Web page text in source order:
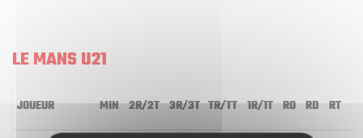
LE MANS U21
JOUEUR MIN 2R/2T 3R/3T TR/TT 1R/1T RO RD RT